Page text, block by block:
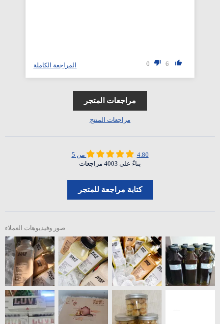
6
0 المراجعة الكاملة
مراجعات المتجر
مراجعات المنتج
4.80 من 5
بناءً على 4003 مراجعات
كتابة مراجعة للمتجر
صور وفيديوهات العملاء